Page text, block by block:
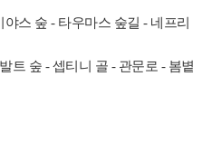
스 숲 - 타우마스 숲길 - 네프리
트 숲 - 셉티니 골 - 관문로 - 봄볕